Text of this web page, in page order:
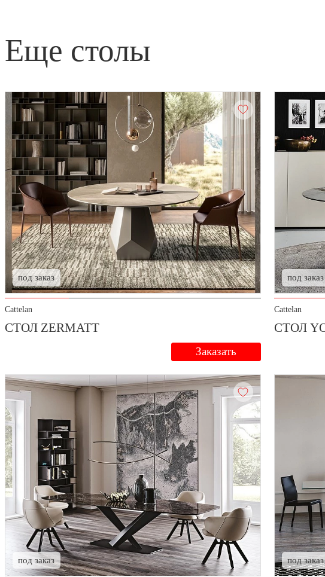
еще столы
под заказ
Cattelan
СТОЛ ZERMATT
Заказать
под заказ
Cattelan
СТОЛ
под заказ под заказ